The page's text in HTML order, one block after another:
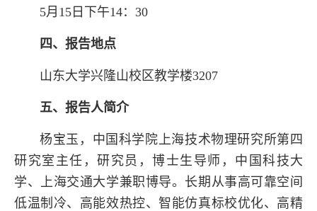
5月15日下午14： 30
四、报告地点
山东大学兴隆山校区教学楼3207
五、报告人简介
杨宝玉 ， 中国科学院上海技术物理研究所第四
研究室主任，研究员，博士生导师，中国科技大
学、上海交通大学兼职博导。长期从事高可靠空间
低温制冷、高能效热控、智能仿真标校优化、高精